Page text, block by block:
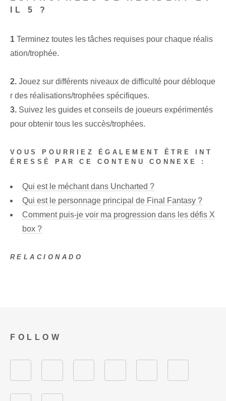
IL 5 ?
1 ⁤Terminez toutes les ‍tâches requises pour ⁣chaque⁤ réalis
ation/trophée.
2. Jouez sur différents niveaux de difficulté⁢ pour débloque
r des réalisations/trophées spécifiques⁣.
3. Suivez les guides et conseils de joueurs expérimentés
pour obtenir tous les succès/trophées.
VOUS POURRIEZ ÉGALEMENT ÊTRE INT
ÉRESSÉ PAR CE CONTENU CONNEXE :
Qui est le méchant dans Uncharted ?
Qui est le personnage principal de Final Fantasy ?
Comment puis-je voir ma progression dans les défis X
box ?
RELACIONADO
FOLLOW